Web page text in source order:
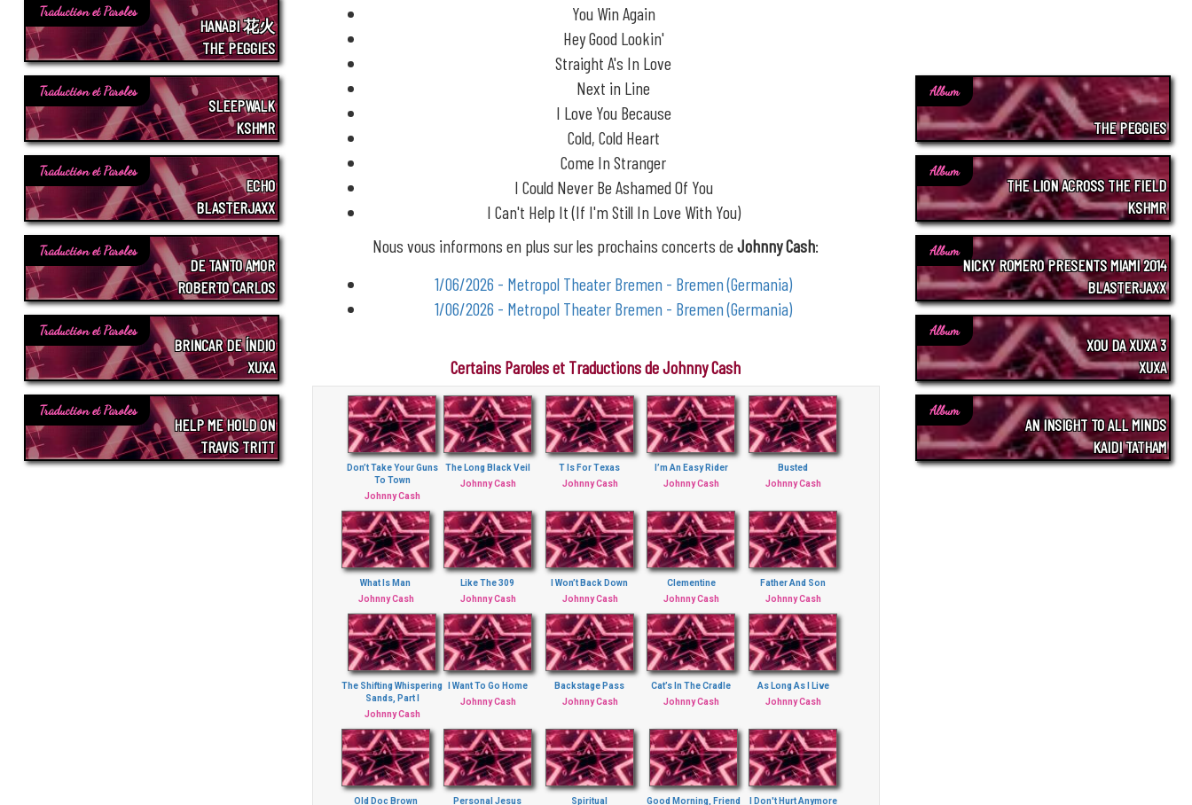
You Win Again
Hey Good Lookin'
Straight A's In Love
Next in Line
I Love You Because
Cold, Cold Heart
Come In Stranger
I Could Never Be Ashamed Of You
I Can't Help It (If I'm Still In Love With You)
Nous vous informons en plus sur les prochains concerts deJohnny Cash:
1/06/2026 - Metropol Theater Bremen - Bremen (Germania)
1/06/2026 - Metropol Theater Bremen - Bremen (Germania)
Certains Paroles et Traductions de Johnny Cash
Don’t Take Your Guns
To Town
Johnny Cash
The Long Black Veil
Johnny Cash
T Is For Texas
Johnny Cash
I’m An Easy Rider
Johnny Cash
Busted
Johnny Cash
What Is Man
Johnny Cash
Like The 309
Johnny Cash
I Won’t Back Down
Johnny Cash
Clementine
Johnny Cash
Father And Son
Johnny Cash
The Shifting Whispering
Sands, Part I
Johnny Cash
I Want To Go Home
Johnny Cash
Backstage Pass
Johnny Cash
Cat’s In The Cradle
Johnny Cash
As Long As I Live
Johnny Cash
Old Doc Brown Personal Jesus Spiritual Good Morning, Friend I Don't Hurt Anymore
Traduction et Paroles
HANABI 花火
THE PEGGIES
Traduction et Paroles
SLEEPWALK
KSHMR
Traduction et Paroles
ECHO
BLASTERJAXX
Traduction et Paroles
DE TANTO AMOR
ROBERTO CARLOS
Traduction et Paroles
BRINCAR DE ÍNDIO
XUXA
Traduction et Paroles
HELP ME HOLD ON
TRAVIS TRITT
Album
THE PEGGIES
Album
THE LION ACROSS THE FIELD
KSHMR
Album
NICKY ROMERO PRESENTS MIAMI 2014
BLASTERJAXX
Album
XOU DA XUXA 3
XUXA
Album
AN INSIGHT TO ALL MINDS
KAIDI TATHAM